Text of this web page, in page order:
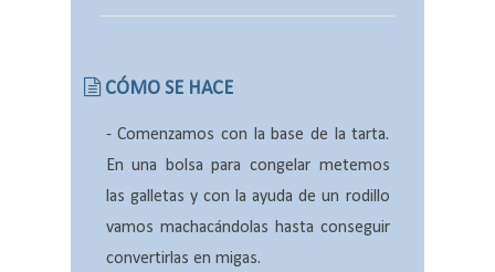
CÓMO SE HACE
- Comenzamos con la base de la tarta.
En una bolsa para congelar metemos
las galletas y con la ayuda de un rodillo
vamos machacándolas hasta conseguir
convertirlas en migas.